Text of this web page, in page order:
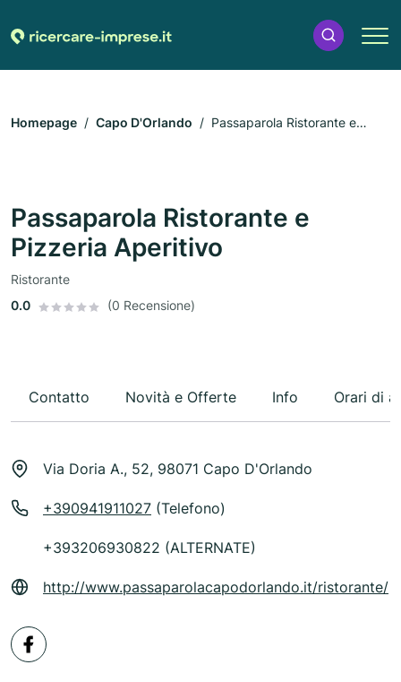
Homepage Capo D'Orlando
Passaparola Ristorante e
Passaparola Ristorante e
Pizzeria Aperitivo
Ristorante
0.0
(0 Recensione)
Contatto Novità e Offerte Info Orari di
Via Doria A., 52, 98071 Capo D'Orlando
+390941911027 (Telefono)
+393206930822 (ALTERNATE)
http://www.passaparolacapodorlando.it/ristorante/